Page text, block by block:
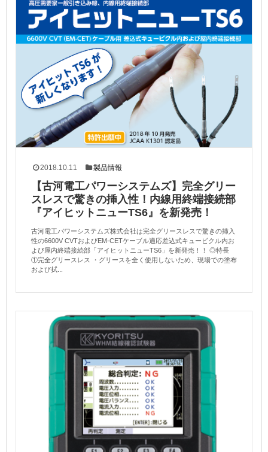
2018.10.11 製品情報
【古河電工パワーシステムズ】完全グリー
スレスで驚きの挿入性！内線用終端接続部
『アイヒットニューTS6』を新発売！
古河電工パワーシステムズ株式会社は完全グリースレスで驚きの挿入
性の6600V CVTおよびEM-CETケーブル適応差込式キュービクル内お
よび屋内終端接続部「アイヒットニューTS6」を新発売！！ ◎特長
①完全グリースレス ・グリースを全く使用しないため、現場での塗布
および拭...